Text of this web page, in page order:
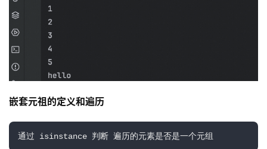
嵌套元祖的定义和遍历
通过 isinstance 判断 遍历的元素是否是一个元组